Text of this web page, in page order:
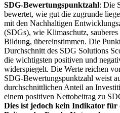
SDG-Bewertungspunktzahl: Die
bewertet, wie gut die zugrunde
mit den Nachhaltigen
(SDGs), wie Klimaschutz,
Bildung, übereinstimmen. Die
Durchschnitt des SDG Solutions
die wichtigsten positiven und
widerspiegelt. Die Werte reichen
SDG-Bewertungspunktzahl weist
durchschnittlichen Anteil an
einem positiven Nettobeitrag zu
Dies ist jedoch kein Indikator für